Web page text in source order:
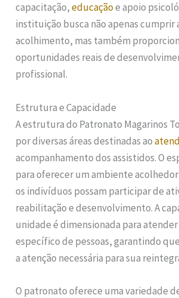
capacitação,educaçãoe apoio
instituição busca não apenas cumprir
acolhimento, mas também
oportunidades reais de
profissional.
Estrutura e Capacidade
A estrutura do Patronato Magarinos
por diversas áreas destinadas ao
acompanhamento dos assistidos. O
para oferecer um ambiente
os indivíduos possam participar de
reabilitação e desenvolvimento. A
unidade é dimensionada para
específico de pessoas, garantindo
a atenção necessária para sua
O patronato oferece uma variedade